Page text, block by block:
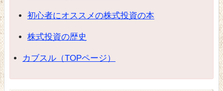
初心者にオススメの株式投資の本
株式投資の歴史
カブスル（TOPページ）